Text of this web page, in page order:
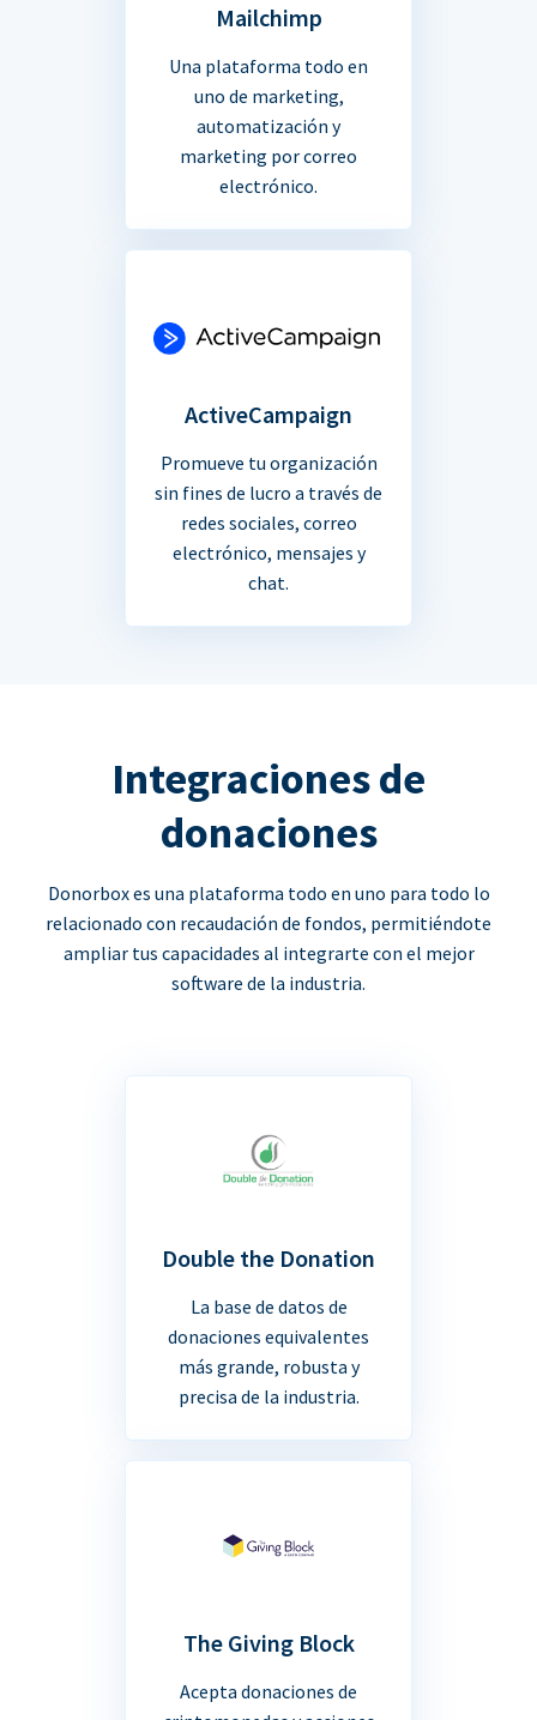
Mailchimp
Una plataforma todo en
uno de marketing,
automatización y
marketing por correo
electrónico.
ActiveCampaign
Promueve tu organización
sin fines de lucro a través de
redes sociales, correo
electrónico, mensajes y
chat.
Integraciones de
donaciones
Donorbox es una plataforma todo en uno para todo lo
relacionado con recaudación de fondos, permitiéndote
ampliar tus capacidades al integrarte con el mejor
software de la industria.
Double the Donation
La base de datos de
donaciones equivalentes
más grande, robusta y
precisa de la industria.
The Giving Block
Acepta donaciones de